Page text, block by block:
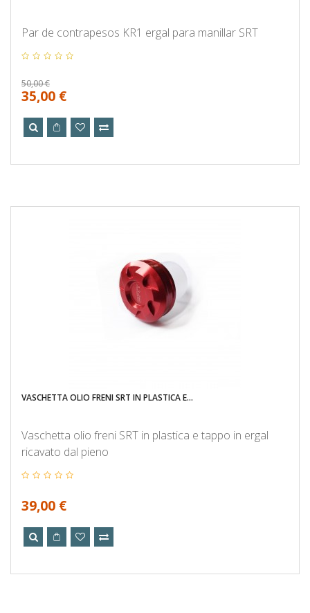
Par de contrapesos KR1 ergal para manillar SRT
50,00 €
35,00 €
VASCHETTA OLIO FRENI SRT IN PLASTICA E...
Vaschetta olio freni SRT in plastica e tappo in ergal
ricavato dal pieno
39,00 €